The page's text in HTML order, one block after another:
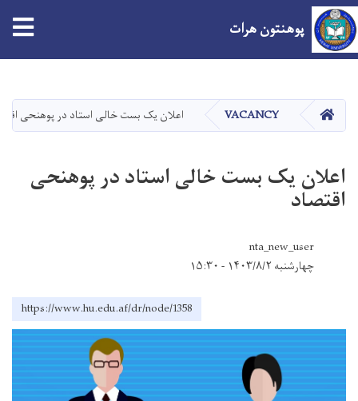
main
content
پوهنتون هرات
صفحه اصلیVACANCY اعلان یک بست خالی استاد در پوهنحی
اعلان یک بست خالی استاد در پوهنحی
اقتصاد
nta_new_user
چهارشنبه ۱۴۰۳/۸/۲ - ۱۵:۳۰
https://www.hu.edu.af/dr/node/1358